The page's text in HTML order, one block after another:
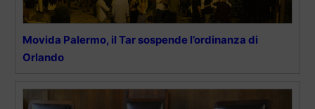
Movida Palermo, il Tar sospende l’ordinanza di
Orlando